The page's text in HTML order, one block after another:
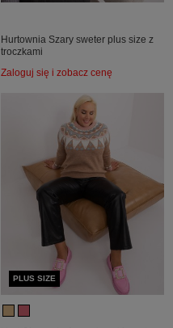
Hurtownia Szary sweter plus size z
troczkami
Zaloguj się i zobacz cenę
PLUS SIZE